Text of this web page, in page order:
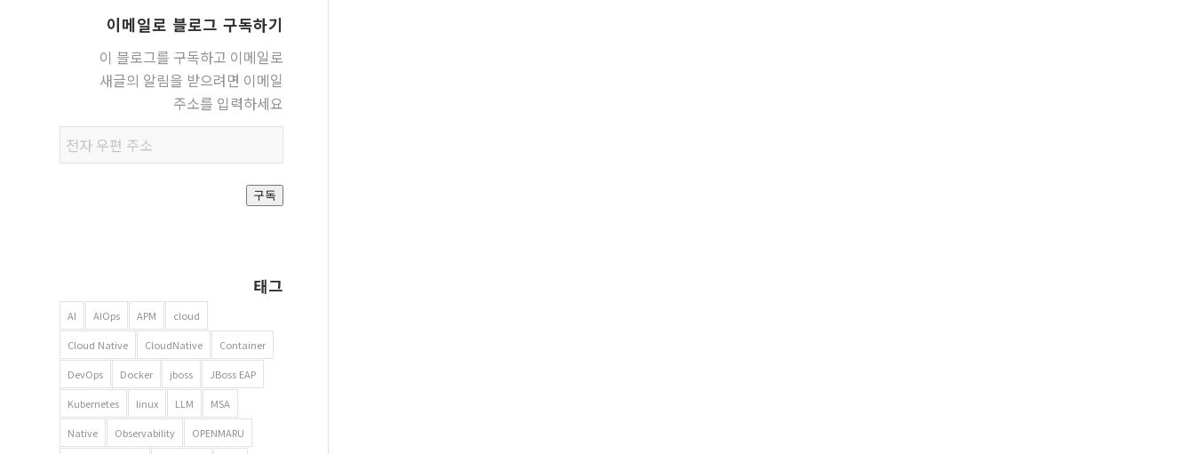
이메일로 블로그 구독하기
이 블로그를 구독하고 이메일로
새글의 알림을 받으려면 이메일
주소를 입력하세요
우편
주소
구독
태그
AI AIOps APM cloud
Cloud Native CloudNative Container
DevOps Docker jboss JBoss EAP
Kubernetes linux LLM MSA
Native Observability OPENMARU